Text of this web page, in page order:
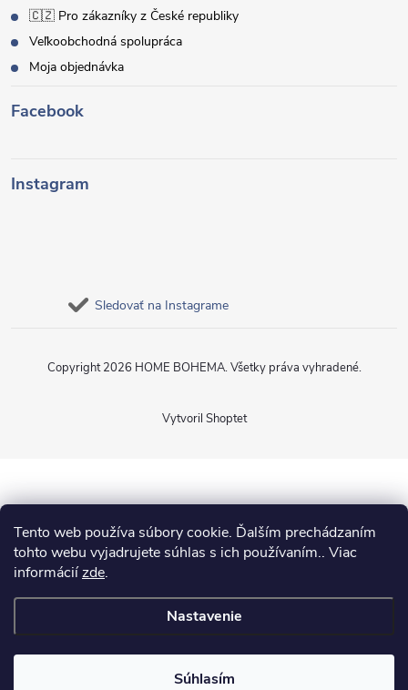
Tento web používa súbory cookie. Ďalším prechádzaním
tohto webu vyjadrujete súhlas s ich používaním.. Viac
informáciízde.
Nastavenie
Súhlasím
🇨🇿 Pro zákazníky z České republiky
Veľkoobchodná spolupráca
Moja objednávka
Facebook
Instagram
Sledovať na Instagrame
Vytvoril Shoptet
Copyright 2026 HOME BOHEMA. Všetky práva vyhradené.